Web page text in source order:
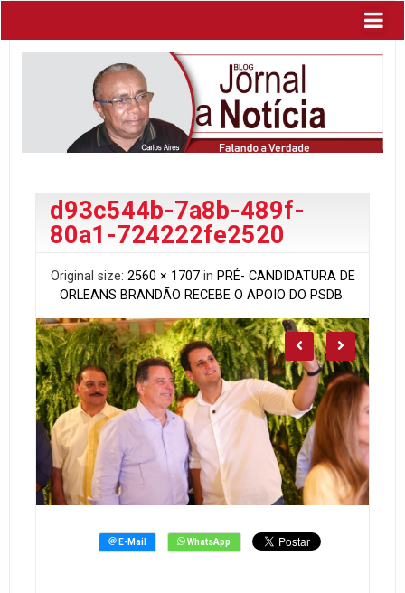
d93c544b-7a8b-489f-
80a1-724222fe2520
Original size: 2560 × 1707in PRÉ- CANDIDATURA DE
ORLEANS BRANDÃO RECEBE O APOIO DO PSDB.